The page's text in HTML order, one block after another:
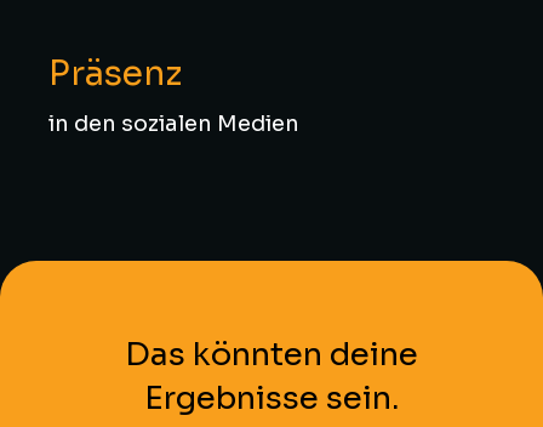
Präsenz
in den sozialen Medien
Das könnten deine
Ergebnisse sein.